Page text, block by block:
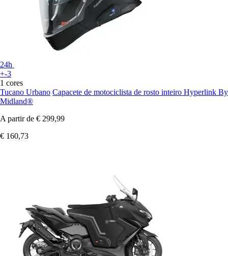
24h
+-3
1 cores
Tucano Urbano Capacete de motociclista de rosto inteiro Hyperlink By
Midland®
A partir de € 299,99
€ 160,73